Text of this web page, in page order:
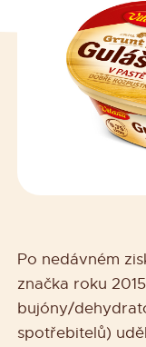
Po nedávném
značka roku
bujóny/
spotřebitelů)